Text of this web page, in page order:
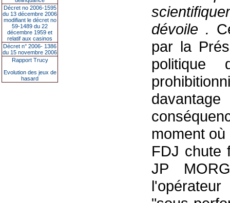
Décret no 2006-1595
du 13 décembre 2006
modifiant le décret no
59-1489 du 22
décembre 1959 et
relatif aux casinos
Décret n° 2006- 1386
du 15 novembre 2006
Rapport Trucy
Evolution des jeux de
hasard
dévoile .
par la
moment
FDJ chute
JP